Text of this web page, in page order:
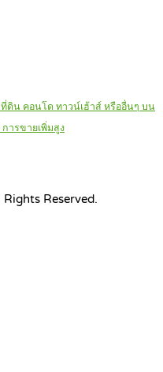
ดิน คอนโด ทาวน์เฮ้าส์ หรืออื่นๆ บน
การขายเพิ่มสูง
Reserved.